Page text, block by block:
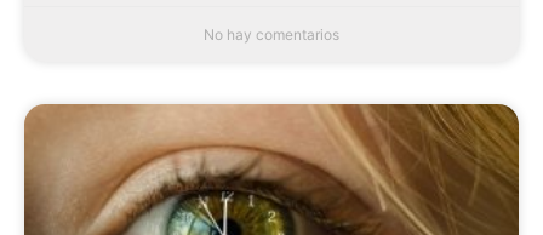
No hay comentarios